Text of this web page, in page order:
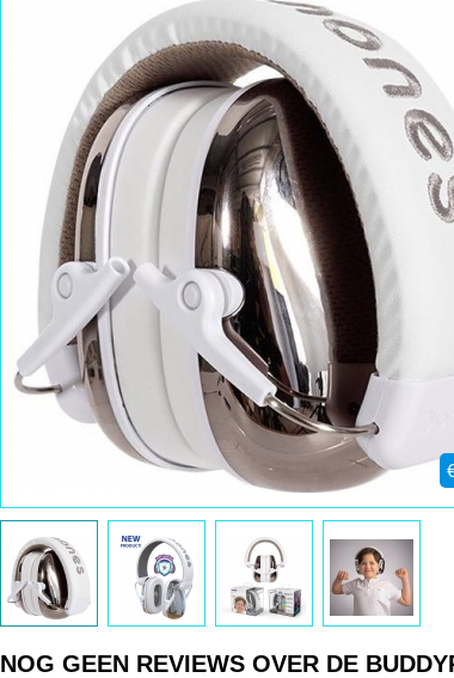
NOG GEEN REVIEWS OVER DE